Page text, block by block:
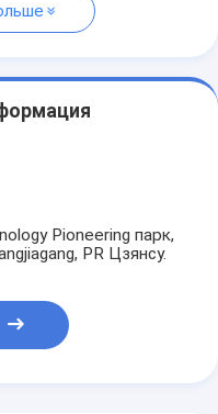
Pioneering парк,
PR Цзянсу.